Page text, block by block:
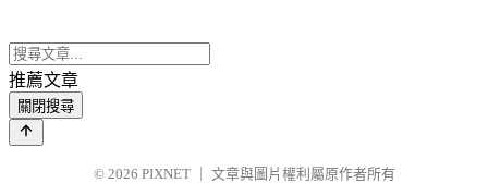
推薦文章
關閉搜尋
© 2026 PIXNET
文章與圖片權利屬原作者所有